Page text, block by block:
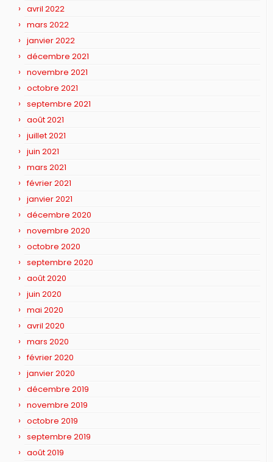
avril 2022
mars 2022
janvier 2022
décembre 2021
novembre 2021
octobre 2021
septembre 2021
août 2021
juillet 2021
juin 2021
mars 2021
février 2021
janvier 2021
décembre 2020
novembre 2020
octobre 2020
septembre 2020
août 2020
juin 2020
mai 2020
avril 2020
mars 2020
février 2020
janvier 2020
décembre 2019
novembre 2019
octobre 2019
septembre 2019
août 2019